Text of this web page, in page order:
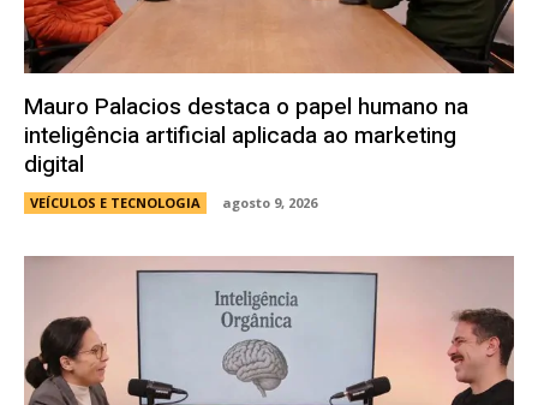
Mauro Palacios destaca o papel humano na
inteligência artificial aplicada ao marketing
digital
VEÍCULOS E TECNOLOGIA agosto 9, 2026